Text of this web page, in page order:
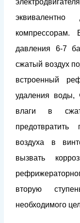
компрессорам.
давления 6-7
сжатый воздух
встроенный
удаления воды,
влаги в
воздуха в
вызвать
вторую
необходимого